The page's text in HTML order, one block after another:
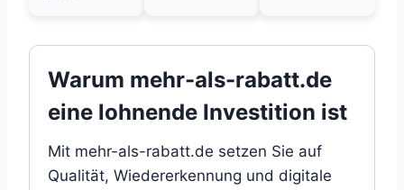
Warum mehr-als-rabatt.de
eine lohnende Investition ist
Mit mehr-als-rabatt.de setzen Sie auf
Qualität, Wiedererkennung und digitale